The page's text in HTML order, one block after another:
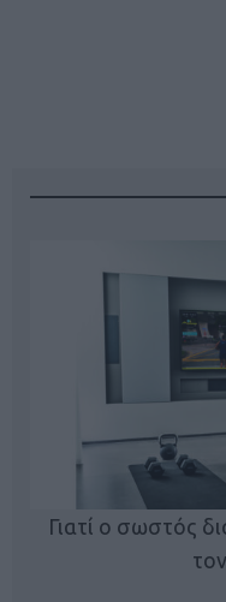
Γιατί ο σωστός